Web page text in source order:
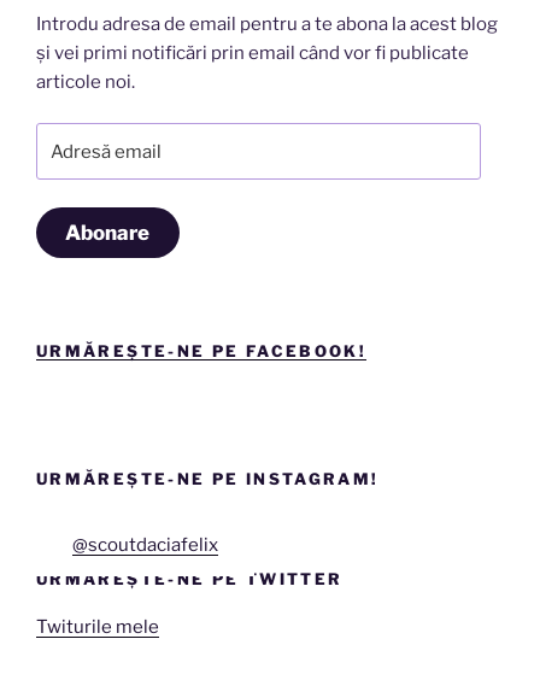
Introdu adresa de email pentru a te abona la acest blog
și vei primi notificări prin email când vor fi publicate
articole noi.
email
Abonare
URMĂREȘTE-NE PE FACEBOOK!
URMĂREȘTE-NE PE INSTAGRAM!
@scoutdaciafelix
URMĂREȘTE-NE PE TWITTER
Twiturile mele